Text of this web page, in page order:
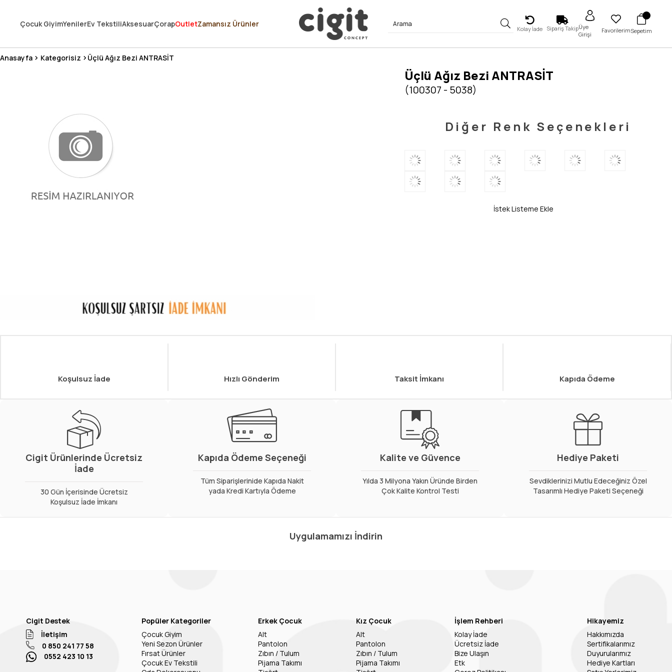
3 MİLYONDAN FAZLA MUTLU MÜŞTERİ ❤️ 10 MİLYON ÜRÜN
Çocuk GiyimYenilerEv TekstiliAksesuarÇorapOutletZamansız Ürünler
Kolay İade Sipariş TakipÜye
Girişi
FavorilerimSepetim
Anasayfa Kategorisiz Üçlü Ağız Bezi ANTRASİT
Üçlü Ağız Bezi ANTRASİT
(100307 - 5038)
Diğer Renk Seçenekleri
İstek Listeme Ekle
Koşulsuz İade Hızlı Gönderim Taksit İmkanı Kapıda Ödeme
Cigit Ürünlerinde Ücretsiz
İade
30 Gün İçerisinde Ücretsiz
Koşulsuz İade İmkanı
Kapıda Ödeme Seçeneği
Tüm Siparişlerinide Kapıda Nakit
yada Kredi Kartıyla Ödeme
Kalite ve Güvence
Yılda 3 Milyona Yakın Üründe Birden
Çok Kalite Kontrol Testi
Hediye Paketi
Sevdiklerinizi Mutlu Edeceğiniz Özel
Tasarımlı Hediye Paketi Seçeneği
Uygulamamızı İndirin
Cigit Destek
İletişim
0 850 241 77 58
0552 423 10 13
Popüler Kategoriler
Çocuk Giyim
Yeni Sezon Ürünler
Fırsat Ürünler
Çocuk Ev Tekstili
Erkek Çocuk
Alt
Pantolon
Zıbın / Tulum
Pijama Takımı
Kız Çocuk
Alt
Pantolon
Zıbın / Tulum
Pijama Takımı
İşlem Rehberi
Kolay İade
Ücretsiz İade
Bize Ulaşın
Etk
Hikayemiz
Hakkımızda
Sertifikalarımız
Duyurularımız
Hediye Kartları